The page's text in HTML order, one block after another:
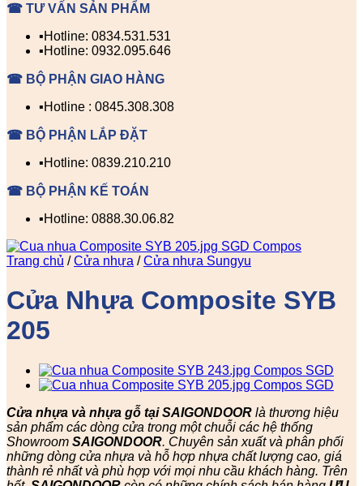
☎ TƯ VẤN SẢN PHẨM
▪️Hotline: 0834.531.531
▪️Hotline: 0932.095.646
☎ BỘ PHẬN GIAO HÀNG
▪️Hotline : 0845.308.308
☎ BỘ PHẬN LẮP ĐẶT
▪️Hotline: 0839.210.210
☎ BỘ PHẬN KẾ TOÁN
▪️Hotline: 0888.30.06.82
Trang chủ / Cửa nhựa / Cửa nhựa Sungyu
Cửa Nhựa Composite SYB
205
Cửa nhựa và nhựa gỗ tại SAIGONDOOR là thương hiệu
sản phẩm các dòng cửa trong một chuỗi các hệ thống
Showroom SAIGONDOOR. Chuyên sản xuất và phân phối
những dòng cửa nhựa và hỗ hợp nhựa chất lượng cao, giá
thành rẻ nhất và phù hợp với mọi nhu cầu khách hàng. Trên